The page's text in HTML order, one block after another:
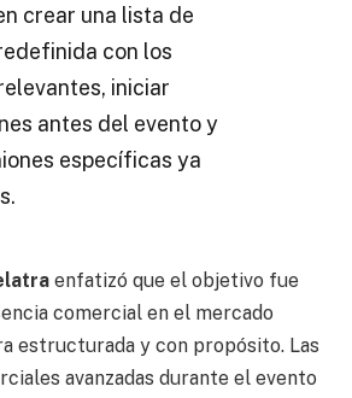
crear una lista de
con los
iniciar
antes del evento y
específicas ya
enfatizó que el objetivo fue
comercial en el mercado
estructurada y con propósito. Las
avanzadas durante el evento